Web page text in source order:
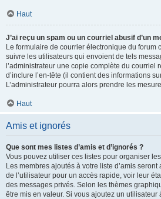
Haut
J’ai reçu un spam ou un courriel abusif d’un
Le formulaire de courrier électronique du forum
suivre les utilisateurs qui envoient de tels
l’administrateur une copie complète du courriel
d’inclure l’en-tête (il contient des informations
L’administrateur pourra alors prendre les
Haut
Amis et ignorés
Que sont mes listes d’amis et d’ignorés ?
Vous pouvez utiliser ces listes pour organiser
Les membres ajoutés à votre liste d’amis
de l’utilisateur pour un accès rapide, voir leur
des messages privés. Selon les thèmes
être mis en valeur. Si vous ajoutez un utilisateur